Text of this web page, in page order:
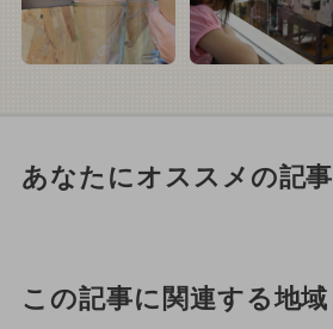
あなたにオススメの記事
この記事に関連する地域